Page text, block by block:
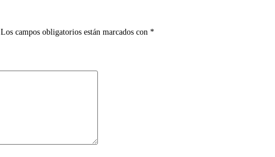
Los campos obligatorios están marcados con *